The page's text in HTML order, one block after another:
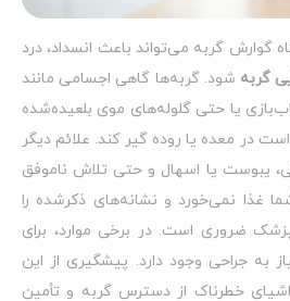
گربه می‌تواند باعث انسداد، درد
گربه شود. گربه‌ها گاهی اجسامی مانند
یا حتی گلوله‌های موی بلعیده‌شده
در معده یا روده گیر کند. علائم دیگر
یبوست یا اسهال و حتی تلاش ناموفق
غذا نمی‌خورد و نشانه‌های ذکرشده را
ضروری است. در برخی موارد، برای
به جراحی وجود دارد. پیشگیری از این
خطرناک از دسترس گربه و تأمین